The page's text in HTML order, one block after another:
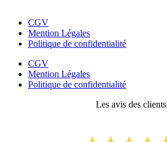
CGV
Mention Légales
Politique de confidentialité
CGV
Mention Légales
Politique de confidentialité
Les avis des clients